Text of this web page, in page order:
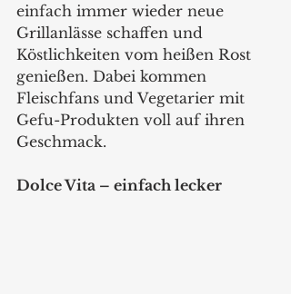
einfach immer wieder neue
Grillanlässe schaffen und
Köstlichkeiten vom heißen Rost
genießen. Dabei kommen
Fleischfans und Vegetarier mit
Gefu-Produkten voll auf ihren
Geschmack.
Dolce Vita – einfach lecker